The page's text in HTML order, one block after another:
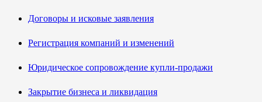
Договоры и исковые заявления
Регистрация компаний и изменений
Юридическое сопровождение купли-продажи
Закрытие бизнеса и ликвидация